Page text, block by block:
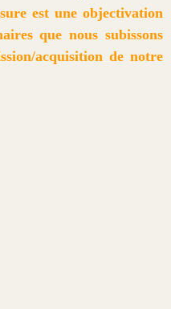
est une objectivation
que nous subissons
acquisition de notre